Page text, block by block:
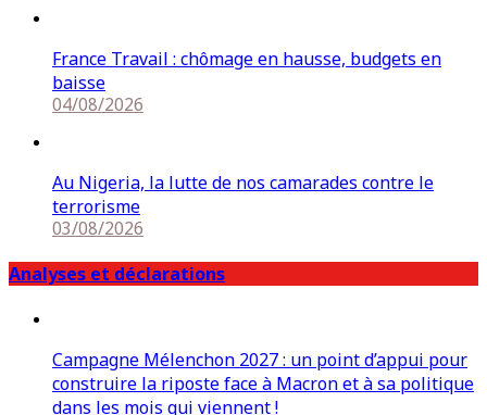
France Travail : chômage en hausse, budgets en
baisse
04/08/2026
Au Nigeria, la lutte de nos camarades contre le
terrorisme
03/08/2026
Analyses et déclarations
Campagne Mélenchon 2027 : un point d’appui pour
construire la riposte face à Macron et à sa politique
dans les mois qui viennent !